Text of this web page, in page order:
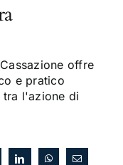
offre
e pratico
l'azione di